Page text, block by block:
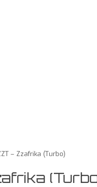
– Zzafrika (Turbo)